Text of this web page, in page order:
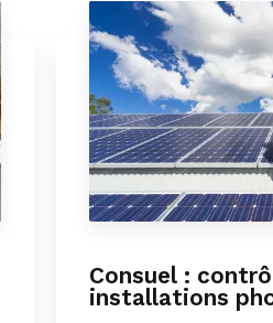
Consuel :
installations